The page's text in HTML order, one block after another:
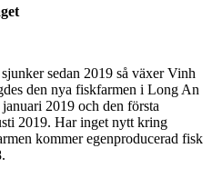
sedan 2019 så växer Vinh
den nya fiskfarmen i Long An
2019 och den första
2019. Har inget nytt kring
kommer egenproducerad fisk